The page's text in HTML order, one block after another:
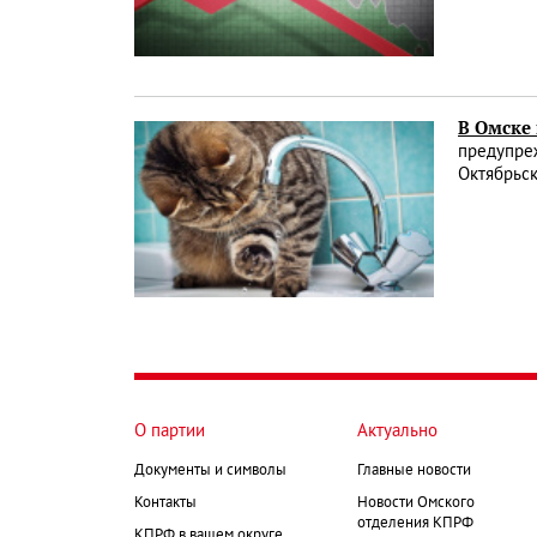
В Омске
О партии
Документы и символы
Контакты
Актуально
Главные новости
Новости Омского
отделения КПРФ